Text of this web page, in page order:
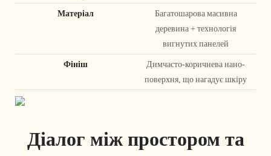
Матеріал
Багатошарова масивна
деревина + технологія
вигнутих панелей
Фініш
Димчасто-коричнева нано-
поверхня, що нагадує шкіру
Діалог між простором та